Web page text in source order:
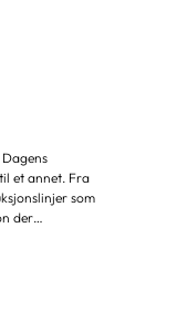
et annet. Fra
som
der